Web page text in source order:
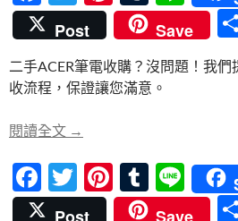
ac
e
b
o
o
k
w
itt
er
nt
er
es
t
u
m
bl
r
n
e
Post
Save
二手ACER筆電收購？沒問題！我
收流程，保證讓您滿意。
閱讀全文 快速回收ACER筆電，高
→
F
ac
T
w
Pi
nt
T
u
Li
n